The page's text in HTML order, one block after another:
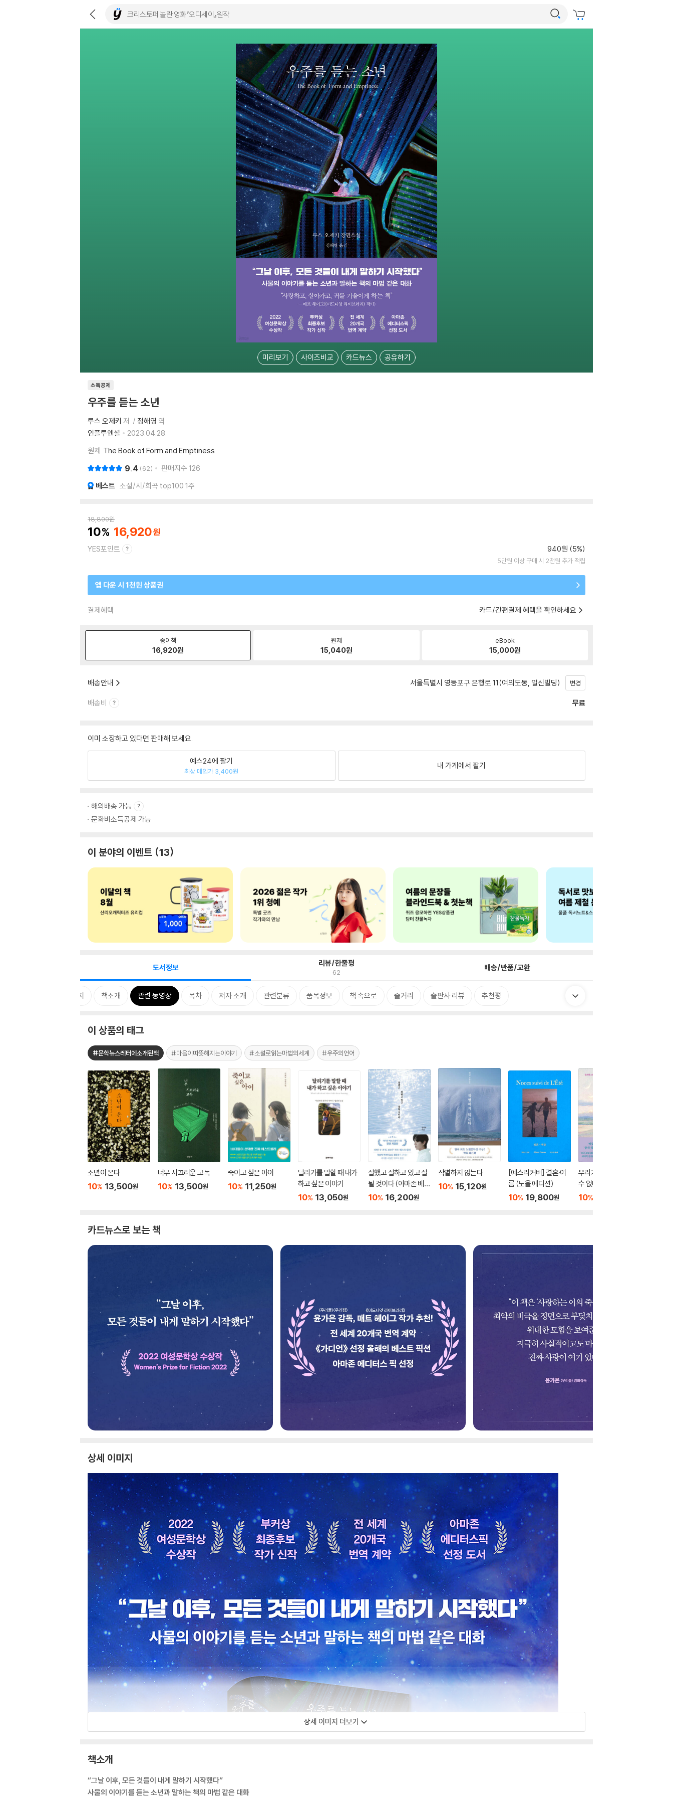
미리보기 사이즈비교 카드뉴스 공유하기
소득공제
우주를 듣는 소년
루스 오제키 저 정해영 역
인플루엔셜
2023.04.28.
원제 The Book of Form and Emptiness
9.4 62 판매지수 126
베스트 소설/시/희곡 top100 1주
18,800원
10 16,920
YES포인트 940원 (5%)
5만원 이상 구매 시 2천원 추가 적립
앱 다운 시 1천원 상품권
결제혜택 카드/간편결제 혜택을 확인하세요
종이책
16,920원
원제
15,040원
eBook
15,000원
배송안내 서울특별시 영등포구 은행로 11(여의도동, 일신빌딩) 변경
배송비 무료
이미 소장하고 있다면 판매해 보세요.
예스24에 팔기
최상 매입가 3,400원
내 가게에서 팔기
해외배송 가능
문화비소득공제 가능
이 분야의 이벤트 13
도서정보 리뷰/한줄평
62 배송/반품/교환
상세 이미지 책소개 관련 동영상 목차 저자 소개 관련분류 품목정보 책 속으로 줄거리 출판사 리뷰 추천평
이 상품의 태그
#문학뉴스레터에소개된책 #마음이따뜻해지는이야기 #소설로읽는마법의세계 #우주의언어
소년이 온다
10% 13,500원
너무 시끄러운 고독
10% 13,500원
죽이고 싶은 아이
10% 11,250원
달리기를 말할 때 내가
하고 싶은 이야기
10% 13,050원
잘했고 잘하고 있고 잘
될 것이다 (아마존 베스
트셀러 기념 전면 개정
10% 16,200원
작별하지 않는다
10% 15,120원
[예스리커버] 결혼·여
름 (노을 에디션)
10% 19,800원
우리가 빛의 속도로 갈
수 없다면
10%
카드뉴스로 보는 책
상세 이미지
상세 이미지 더보기
책소개
“그날 이후, 모든 것들이 내게 말하기 시작했다”
사물의 이야기를 듣는 소년과 말하는 책의 마법 같은 대화